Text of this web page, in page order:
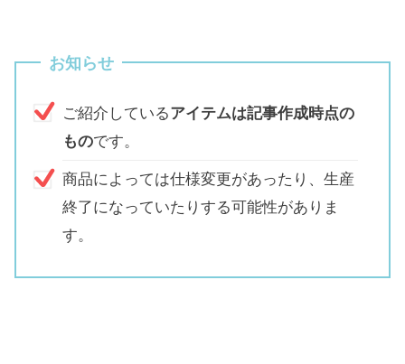
お知らせ
ご紹介しているアイテムは記事作成時点の
ものです。
商品によっては仕様変更があったり、生産
終了になっていたりする可能性がありま
す。